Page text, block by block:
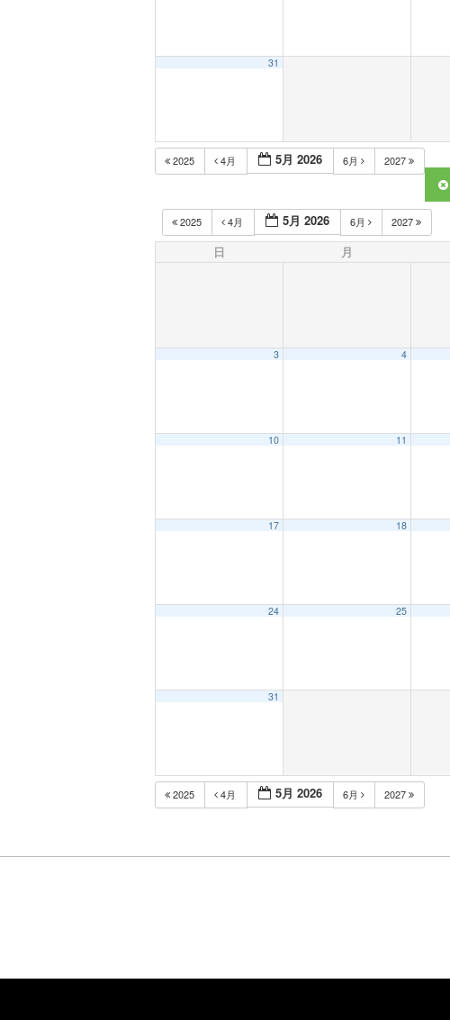
31
2025 4月 5月 2026 6月 2027
2025 4月 5月 2026 6月 2027
日 月
3 4
10 11
17 18
24 25
31
2025 4月 5月 2026 6月 2027